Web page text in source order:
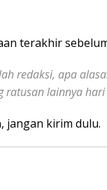
terakhir
redaksi, apa
ratusan lainnya hari
jangan kirim dulu.